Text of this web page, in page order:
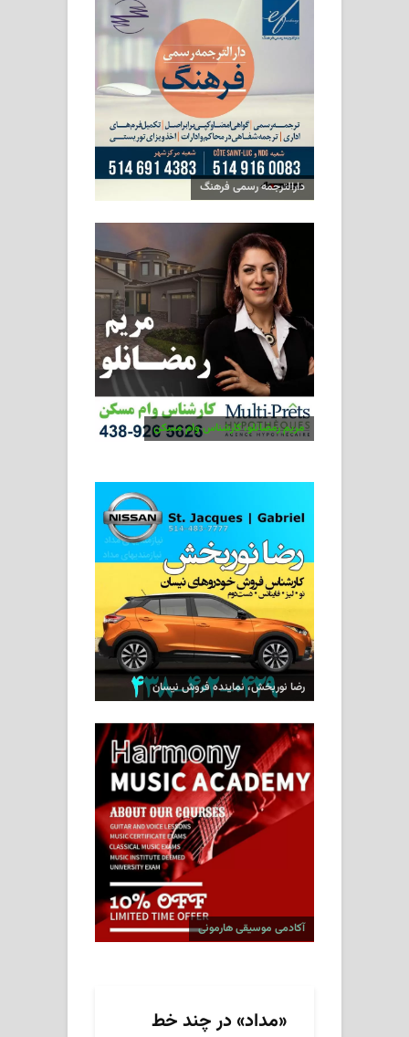
دارالترجمه رسمی فرهنگ
مریم رمضانلو، کارشناس وام مسکن
رضا نوربخش، نماینده فروش نیسان
آکادمی موسیقی هارمونی
«مداد» در چند خط